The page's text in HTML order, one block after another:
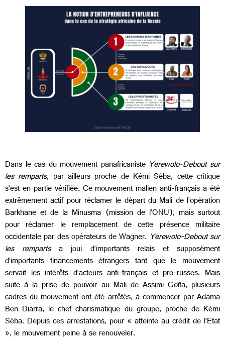
Dans le cas du mouvement panafricaniste Yerewolo-Debout sur
les remparts, par ailleurs proche de Kémi Séba, cette critique
s’est en partie vérifiée. Ce mouvement malien anti-français a été
extrêmement actif pour réclamer le départ du Mali de l’opération
Barkhane et de la Minusma (mission de l’ONU), mais surtout
pour réclamer le remplacement de cette présence militaire
occidentale par des opérateurs de Wagner. Yerewolo-Debout sur
les rempartsa joui d’importants relais et supposément
d’importants financements étrangers tant que le mouvement
servait les intérêts d’acteurs anti-français et pro-russes. Mais
suite à la prise de pouvoir au Mali de Assimi Goïta, plusieurs
cadres du mouvement ont été arrêtés, à commencer par Adama
Ben Diarra, le chef charismatique du groupe, proche de Kémi
Séba. Depuis ces arrestations, pour « atteinte au crédit de l’Etat
», le mouvement peine à se renouveler.